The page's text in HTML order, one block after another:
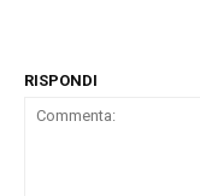
RISPONDI